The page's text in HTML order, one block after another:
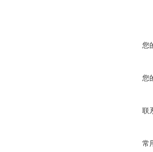
您
您
联
常